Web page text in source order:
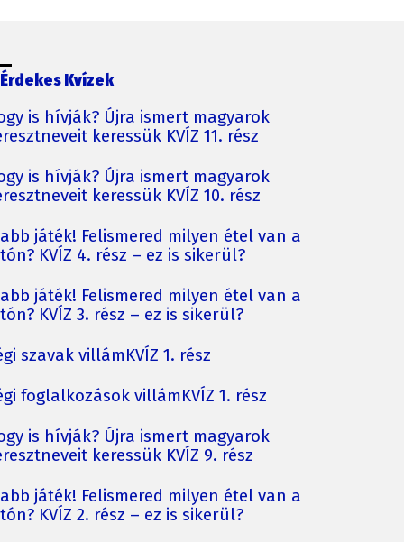
Érdekes Kvízek
is hívják? Újra ismert magyarok
keressük KVÍZ 11. rész
is hívják? Újra ismert magyarok
keressük KVÍZ 10. rész
játék! Felismered milyen étel van a
KVÍZ 4. rész – ez is sikerül?
játék! Felismered milyen étel van a
KVÍZ 3. rész – ez is sikerül?
szavak villámKVÍZ 1. rész
foglalkozások villámKVÍZ 1. rész
is hívják? Újra ismert magyarok
keressük KVÍZ 9. rész
játék! Felismered milyen étel van a
KVÍZ 2. rész – ez is sikerül?